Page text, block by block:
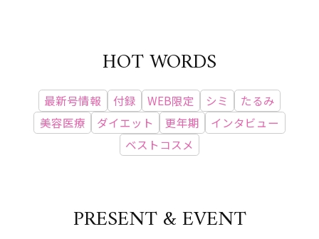
HOT WORDS
最新号情報 付録 WEB限定 シミ
たるみ
美容医療
ダイエット 更年期
インタビュー
ベストコスメ
PRESENT & EVENT